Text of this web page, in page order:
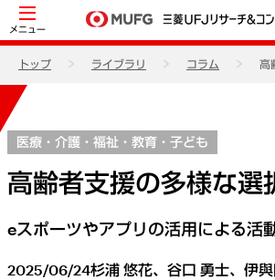
メニュー
トップ ライブラリ コラム 高
医療・介護・福祉・教育・子ども
高齢者支援の多様な選
eスポーツやアプリの活用による活
2025/06/24杉浦 悠花、谷口 勇士、伊與